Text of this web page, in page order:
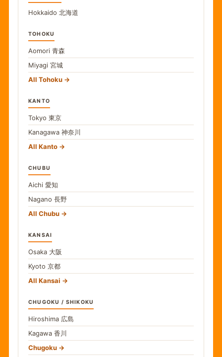
Hokkaido 北海道
TOHOKU
Aomori 青森
Miyagi 宮城
All Tohoku
KANTO
Tokyo 東京
Kanagawa 神奈川
All Kanto
CHUBU
Aichi 愛知
Nagano 長野
All Chubu
KANSAI
Osaka 大阪
Kyoto 京都
All Kansai
CHUGOKU / SHIKOKU
Hiroshima 広島
Kagawa 香川
Chugoku